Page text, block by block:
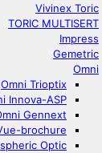
Vivinex Toric
TORIC MULTISERT
Impress
Gemetric
Omni
Omni Trioptix
Innova-ASP
Gennext
brochure
Optic